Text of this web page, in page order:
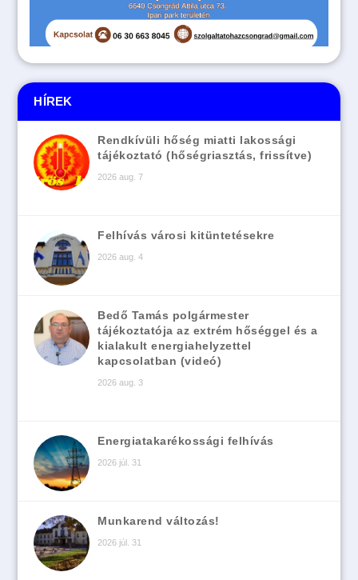
HÍREK
Rendkívüli hőség miatti lakossági
tájékoztató (hőségriasztás, frissítve)
2026 aug. 7
Felhívás városi kitüntetésekre
2026 aug. 4
Bedő Tamás polgármester
tájékoztatója az extrém hőséggel és a
kialakult energiahelyzettel
kapcsolatban (videó)
2026 aug. 3
Energiatakarékossági felhívás
2026 júl. 31
Munkarend változás!
2026 júl. 31